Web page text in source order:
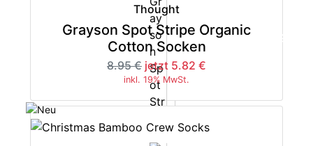
Thought
Grayson Spot Stripe Organic
Cotton Socken
8.95 € jetzt 5.82 €
inkl. 19% MwSt.
-35%